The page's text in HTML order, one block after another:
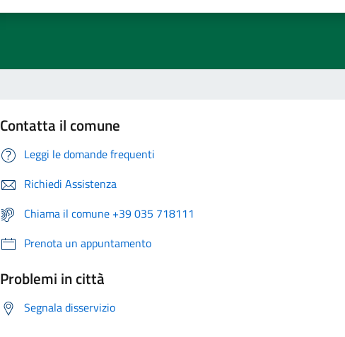
Contatta il comune
Leggi le domande frequenti
Richiedi Assistenza
Chiama il comune +39 035 718111
Prenota un appuntamento
Problemi in città
Segnala disservizio